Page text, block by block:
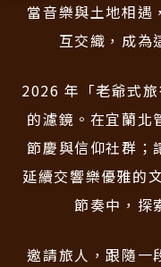
當音樂與土地相遇
互交織，成為
2026 年「老爺式
的濾鏡。在宜蘭北
節慶與信仰社群；
延續交響樂優雅的
節奏中，探
邀請旅人，跟隨一